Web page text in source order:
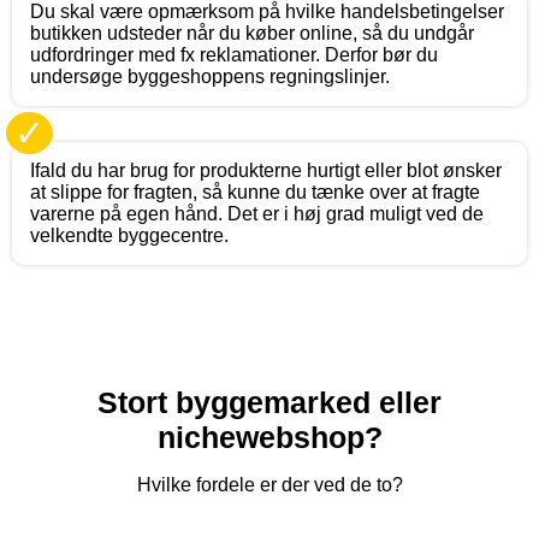
Du skal være opmærksom på hvilke handelsbetingelser
butikken udsteder når du køber online, så du undgår
udfordringer med fx reklamationer. Derfor bør du
undersøge byggeshoppens regningslinjer.
✓
Ifald du har brug for produkterne hurtigt eller blot ønsker
at slippe for fragten, så kunne du tænke over at fragte
varerne på egen hånd. Det er i høj grad muligt ved de
velkendte byggecentre.
Stort byggemarked eller
nichewebshop?
Hvilke fordele er der ved de to?